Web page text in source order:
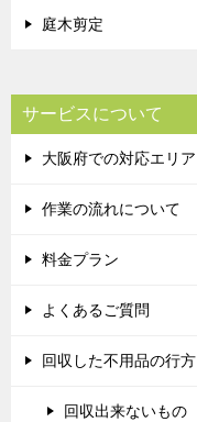
庭木剪定
サービスについて
大阪府での対応エリア
作業の流れについて
料金プラン
よくあるご質問
回収した不用品の行方
回収出来ないもの